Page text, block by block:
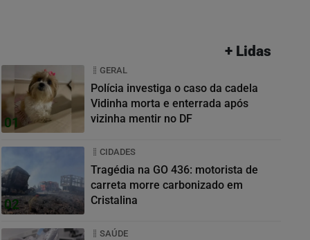
+ Lidas
01
GERAL
Polícia investiga o caso da cadela
Vidinha morta e enterrada após
vizinha mentir no DF
02
CIDADES
Tragédia na GO 436: motorista de
carreta morre carbonizado em
Cristalina
SAÚDE